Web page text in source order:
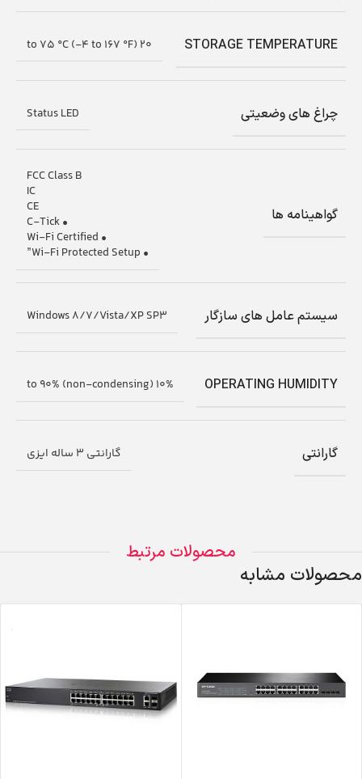
STORAGE TEMPERATURE
20 to 75 °C (-4 to 167 °F)
چراغ های وضعیتی Status LED
گواهینامه ها
FCC Class B
IC
CE
• C-Tick
• Wi-Fi Certified
• Wi-Fi Protected Setup”
سیستم عامل های سازگار Windows 8/7/Vista/XP SP3
OPERATING HUMIDITY
10% to 90% (non-condensing)
گارانتی گارانتی 3 ساله ایزی
محصولات مرتبط
محصولات مشابه